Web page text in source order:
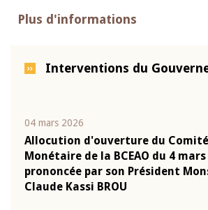
Plus d'informations
Interventions du
04 mars 2026
Allocution d'ouverture du
Monétaire de la BCEAO du 4 mars
prononcée par son Président
Claude Kassi BROU